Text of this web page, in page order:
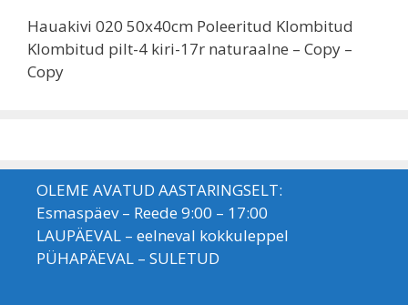
Hauakivi 020 50x40cm Poleeritud Klombitud
Klombitud pilt-4 kiri-17r naturaalne – Copy –
Copy
OLEME AVATUD AASTARINGSELT:
Esmaspäev – Reede 9:00 – 17:00
LAUPÄEVAL – eelneval kokkuleppel
PÜHAPÄEVAL – SULETUD